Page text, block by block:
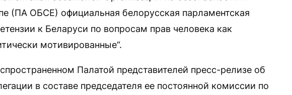
(ПА ОБСЕ) официальная белорусская парламентская
к Беларуси по вопросам прав человека как
мотивированные“.
Палатой представителей пресс-релизе об
в составе председателя ее постоянной комиссии по